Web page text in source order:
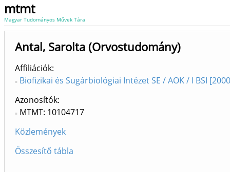
mtmt
Magyar Tudományos Művek Tára
Antal, Sarolta (Orvostudomány)
Affiliációk
Biofizikai és Sugárbiológiai Intézet SE / AOK / I BSI
Azonosítók
MTMT: 10104717
Közlemények
Összesítő tábla